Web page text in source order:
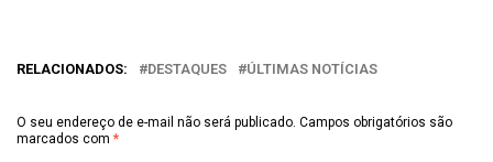
RELACIONADOS: DESTAQUES ÚLTIMAS NOTÍCIAS
O seu endereço de e-mail não será publicado. Campos obrigatórios são
marcados com *